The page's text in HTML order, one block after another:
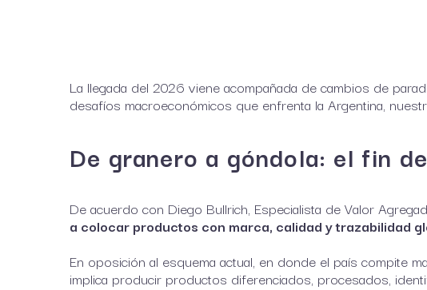
La llegada del 2026 viene acompañada de cambios de
desafíos macroeconómicos que enfrenta la Argentina,
De granero a góndola: el fin
De acuerdo con Diego Bullrich, Especialista de Valor
a colocar productos con marca, calidad y trazabilidad
En oposición al esquema actual, en donde el país compite
implica producir productos diferenciados, procesados,